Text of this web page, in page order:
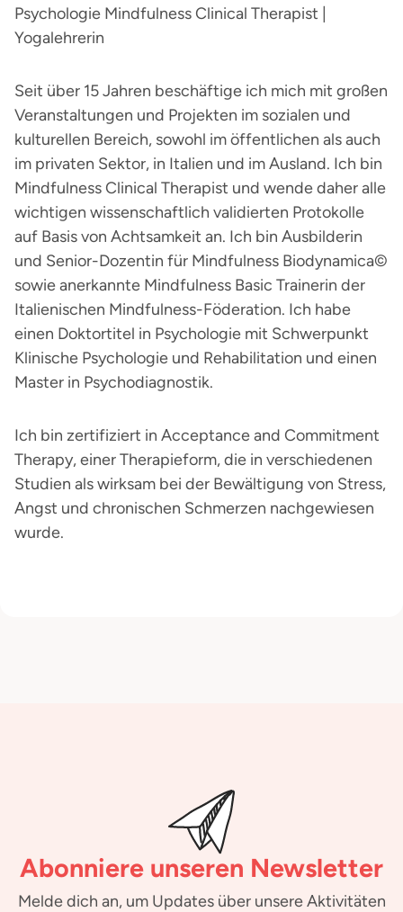
Psychologie Mindfulness Clinical Therapist |
Yogalehrerin
Seit über 15 Jahren beschäftige ich mich mit großen
Veranstaltungen und Projekten im sozialen und
kulturellen Bereich, sowohl im öffentlichen als auch
im privaten Sektor, in Italien und im Ausland. Ich bin
Mindfulness Clinical Therapist und wende daher alle
wichtigen wissenschaftlich validierten Protokolle
auf Basis von Achtsamkeit an. Ich bin Ausbilderin
und Senior-Dozentin für Mindfulness Biodynamica©
sowie anerkannte Mindfulness Basic Trainerin der
Italienischen Mindfulness-Föderation. Ich habe
einen Doktortitel in Psychologie mit Schwerpunkt
Klinische Psychologie und Rehabilitation und einen
Master in Psychodiagnostik.
Ich bin zertifiziert in Acceptance and Commitment
Therapy, einer Therapieform, die in verschiedenen
Studien als wirksam bei der Bewältigung von Stress,
Angst und chronischen Schmerzen nachgewiesen
wurde.
Abonniere unseren Newsletter
Melde dich an, um Updates über unsere Aktivitäten